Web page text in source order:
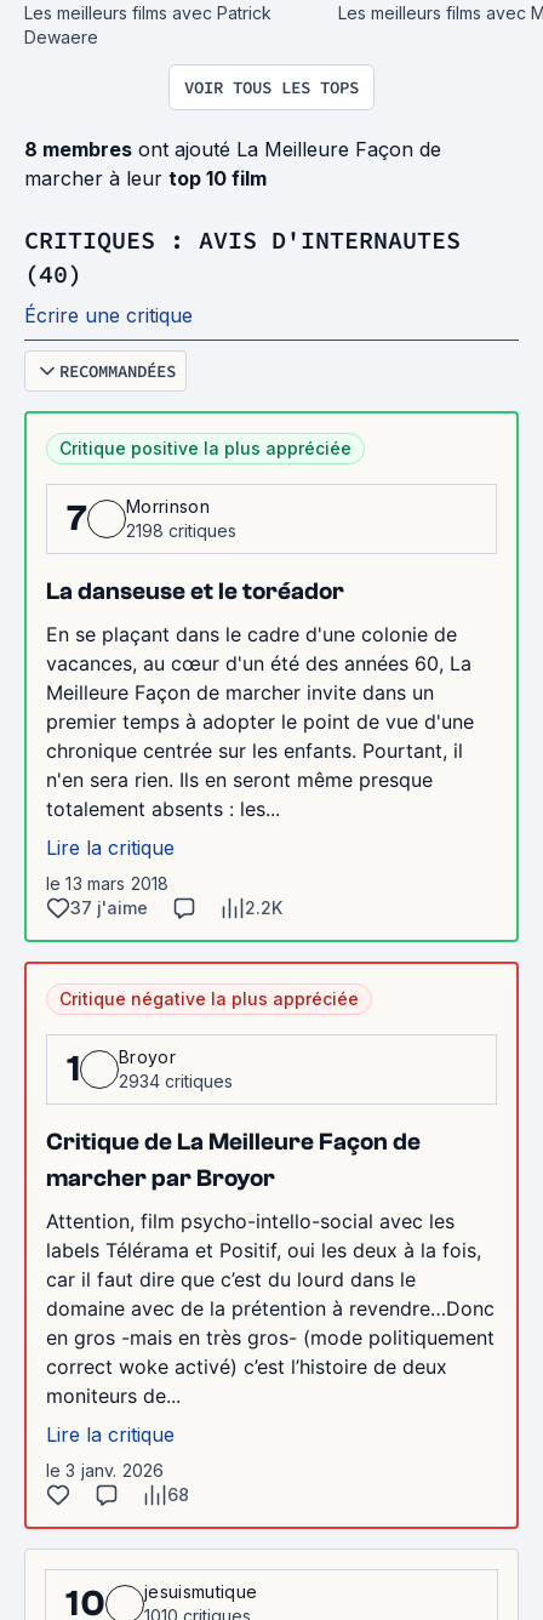
Les meilleurs films avec Patrick
Dewaere
Les meilleurs films avec
VOIR TOUS LES TOPS
8 membres ont ajouté La Meilleure Façon de
marcher à leur top 10 film
CRITIQUES : AVIS D'INTERNAUTES
(40)
Écrire une critique
RECOMMANDÉES
Critique positive la plus appréciée
7
Morrinson
2198 critiques
La danseuse et le toréador
En se plaçant dans le cadre d'une colonie de
vacances, au cœur d'un été des années 60, La
Meilleure Façon de marcher invite dans un
premier temps à adopter le point de vue d'une
chronique centrée sur les enfants. Pourtant, il
n'en sera rien. Ils en seront même presque
totalement absents : les...
Lire la critique
le 13 mars 2018
37 j'aime
2.2K
Critique négative la plus appréciée
1
Broyor
2934 critiques
Critique de La Meilleure Façon de
marcher par Broyor
Attention, film psycho-intello-social avec les
labels Télérama et Positif, oui les deux à la fois,
car il faut dire que c’est du lourd dans le
domaine avec de la prétention à revendre…Donc
en gros -mais en très gros- (mode politiquement
correct woke activé) c’est l’histoire de deux
moniteurs de...
Lire la critique
le 3 janv. 2026
68
10
jesuismutique
1010 critiques